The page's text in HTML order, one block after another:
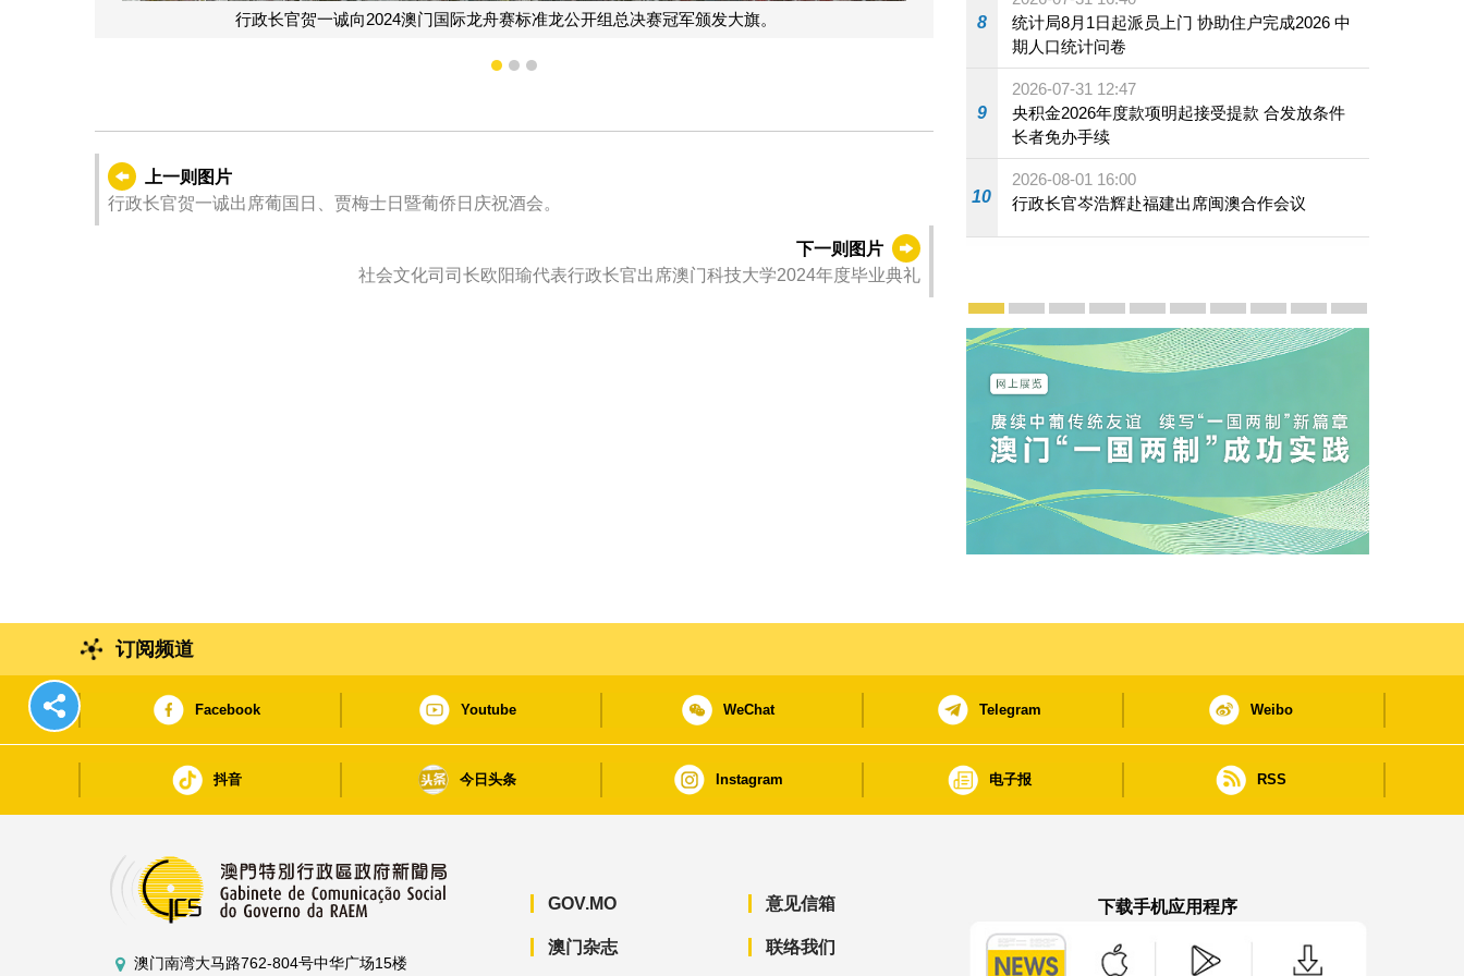
官贺一诚向2024澳门国际龙舟赛标准龙公开组总决赛冠军颁发大旗。 行政长官贺一诚为2024澳门国际龙舟赛标准龙公开组总决赛主持颁奖礼。
1 2 3
上一则图片
行政长官贺一诚出席葡国日、贾梅士日暨葡侨日庆祝酒会。
下一则图片
社会文化司司长欧阳瑜代表行政长官出席澳门科技大学2024年度毕业典礼
8
统计局8月1日起派员上门 协助住户完成2026 中
期人口统计问卷
9
2026-07-31 12:47
央积金2026年度款项明起接受提款 合发放条件
长者免办手续
10
2026-08-01 16:00
行政长官岑浩辉赴福建出席闽澳合作会议
宣传及推广
赓续中葡传统友谊 续写“一国两制”新篇章 — 澳门“一国
澳门名片集
行政长官岑浩辉11月18日发表2026年施政报
施政特写澳门特别行政区经济和社会发展第
横琴粤澳深度合作区专题网站
施政小讲堂
走进澳门澳门相簿2020
《澳门微视
订阅频道
Facebook Youtube WeChat Telegram Weibo
抖音 今日头条 Instagram 电子报 RSS
澳门南湾大马路762-804号中华广场15楼
GOV.MO
澳门杂志
意见信箱
联络我们
下载手机应用程序